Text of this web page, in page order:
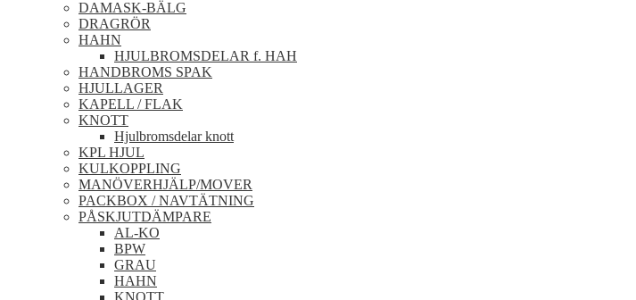
DAMASK-BÄLG
DRAGRÖR
HAHN
HJULBROMSDELAR f. HAH
HANDBROMS SPAK
HJULLAGER
KAPELL / FLAK
KNOTT
Hjulbromsdelar knott
KPL HJUL
KULKOPPLING
MANÖVERHJÄLP/MOVER
PACKBOX / NAVTÄTNING
PÅSKJUTDÄMPARE
AL-KO
BPW
GRAU
HAHN
KNOTT